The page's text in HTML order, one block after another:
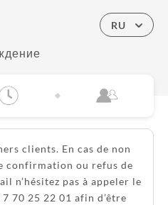
RU
clients. En cas de non
confirmation ou refus de
n’hésitez pas à appeler le
70 25 22 01 afin d’être